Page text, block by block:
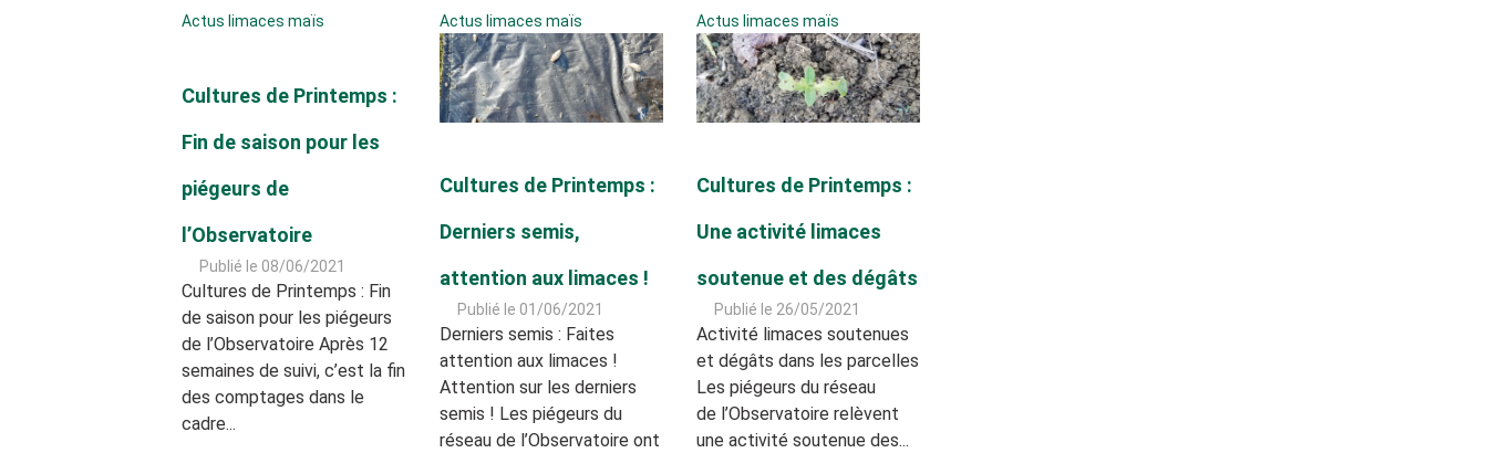
Actus limaces maïs
Cultures de Printemps :
Fin de saison pour les
piégeurs de
l’Observatoire
Publié le 08/06/2021
Cultures de Printemps : Fin
de saison pour les piégeurs
de l’Observatoire Après 12
semaines de suivi, c’est la fin
des comptages dans le
cadre...
Actus limaces maïs
Cultures de Printemps :
Derniers semis,
attention aux limaces !
Publié le 01/06/2021
Derniers semis : Faites
attention aux limaces !
Attention sur les derniers
semis ! Les piégeurs du
réseau de l’Observatoire ont
Actus limaces maïs
Cultures de Printemps :
Une activité limaces
soutenue et des dégâts
Publié le 26/05/2021
Activité limaces soutenues
et dégâts dans les parcelles
Les piégeurs du réseau
de l’Observatoire relèvent
une activité soutenue des...